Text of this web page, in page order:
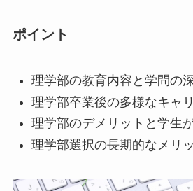
ポイント
理学部の教育内容と学問の
理学部卒業後の多様なキャ
理学部のデメリットと学生
理学部選択の長期的なメリ